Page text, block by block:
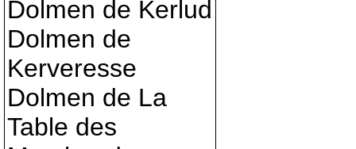
Dolmen de Kerlud
Dolmen de
Kerveresse
Dolmen de La
Table des